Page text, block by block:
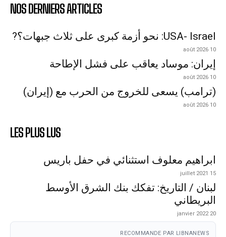
NOS DERNIERS ARTICLES
USA- Israel: نحو أزمة كبرى على ثلاث جبهات؟?
10 août 2026
إيران: موساد يعاقب على فشل الإطاحة
10 août 2026
(ترامب) يسعى للخروج من الحرب مع (إيران)
10 août 2026
LES PLUS LUS
ابراهيم معلوف استثنائي في حفل باريس
15 juillet 2021
لبنان / التاريخ: تفكك بنك الشرق الأوسط
البريطاني
20 janvier 2022
RECOMMANDE PAR LIBNANEWS